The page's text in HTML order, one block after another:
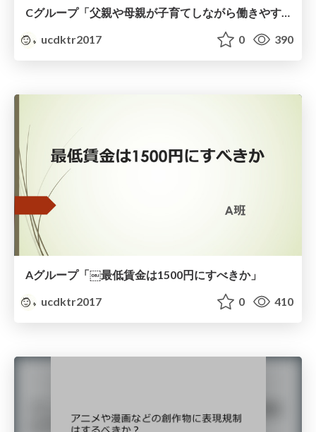
ucdktr2017
0 390
Aグループ「￼最低賃⾦は1500円にすべきか」
ucdktr2017
0 410